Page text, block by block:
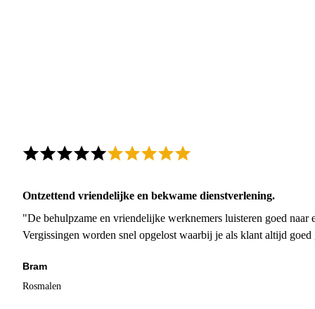
Ontzettend vriendelijke en bekwame dienstverlening.
"De behulpzame en vriendelijke werknemers luisteren goed naar
Vergissingen worden snel opgelost waarbij je als klant altijd
Bram
Rosmalen